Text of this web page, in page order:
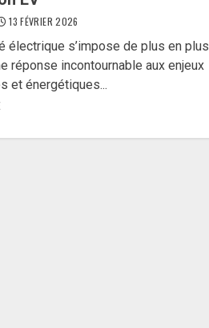
13 FÉVRIER 2026
électrique s’impose de plus en plus
réponse incontournable aux enjeux
et énergétiques...